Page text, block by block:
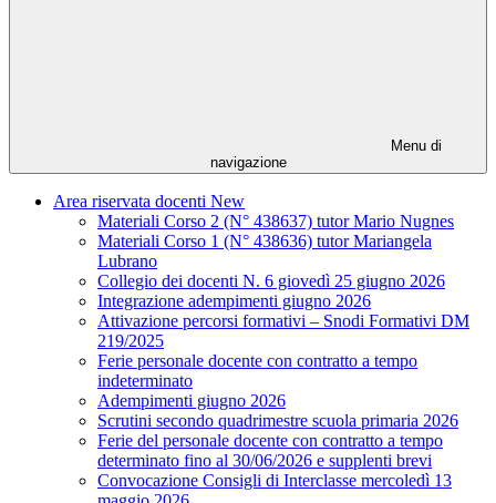
Menu di
navigazione
Area riservata docenti New
Materiali Corso 2 (N° 438637) tutor Mario Nugnes
Materiali Corso 1 (N° 438636) tutor Mariangela
Lubrano
Collegio dei docenti N. 6 giovedì 25 giugno 2026
Integrazione adempimenti giugno 2026
Attivazione percorsi formativi – Snodi Formativi DM
219/2025
Ferie personale docente con contratto a tempo
indeterminato
Adempimenti giugno 2026
Scrutini secondo quadrimestre scuola primaria 2026
Ferie del personale docente con contratto a tempo
determinato fino al 30/06/2026 e supplenti brevi
Convocazione Consigli di Interclasse mercoledì 13